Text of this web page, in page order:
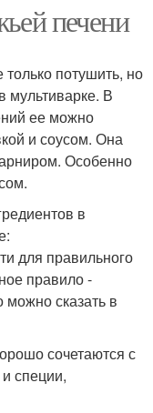
печени
потушить, но
мультиварке. В
ее можно
и соусом. Она
Особенно
в
для правильного
правило -
сказать в
сочетаются с
специи,